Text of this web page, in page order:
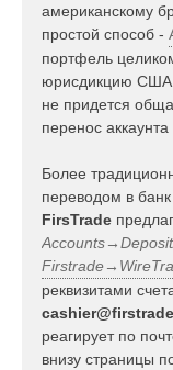
щ
е
н
и
е
американскому
простой способ -
портфель
юрисдикцию США,
не придется
перенос аккаунта
Более
переводом в
FirsTrade
реквизитами
реагирует по
внизу страницы